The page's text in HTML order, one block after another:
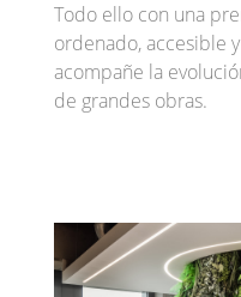
Todo ello con una
ordenado, accesible
acompañe la
de grandes obras.